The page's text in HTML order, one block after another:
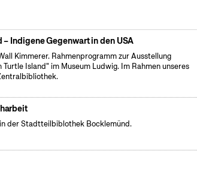
Indigene Gegenwart in den USA
Kimmerer. Rahmenprogramm zur Ausstellung
Island" im Museum Ludwig. Im Rahmen unseres
der Stadtteilbiblothek Bocklemünd.